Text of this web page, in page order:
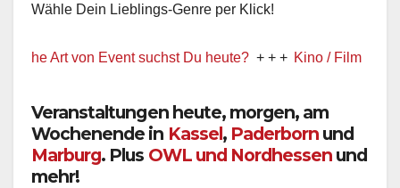
Wähle Dein Lieblings-Genre per Klick!
von Event suchst Du heute? + + + Kino / Film + + + Ww
Veranstaltungen heute, morgen, am
Wochenende in Kassel, Paderborn und
Marburg. Plus OWL und Nordhessen und
mehr!